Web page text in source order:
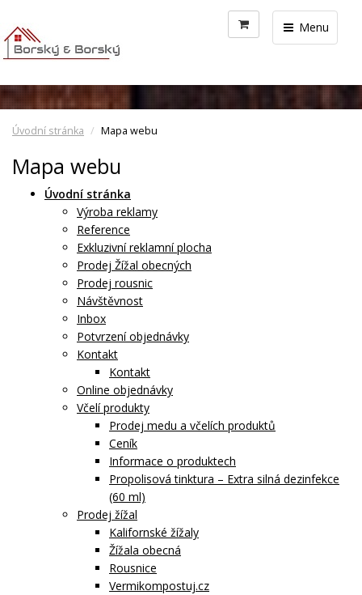
Menu
Úvodní stránka Mapa webu
Mapa webu
Úvodní stránka
Výroba reklamy
Reference
Exkluzivní reklamní plocha
Prodej Žížal obecných
Prodej rousnic
Návštěvnost
Inbox
Potvrzení objednávky
Kontakt
Kontakt
Online objednávky
Včelí produkty
Prodej medu a včelích produktů
Ceník
Informace o produktech
Propolisová tinktura – Extra silná dezinfekce
(60 ml)
Prodej žížal
Kalifornské žížaly
Žížala obecná
Rousnice
Vermikompostuj.cz